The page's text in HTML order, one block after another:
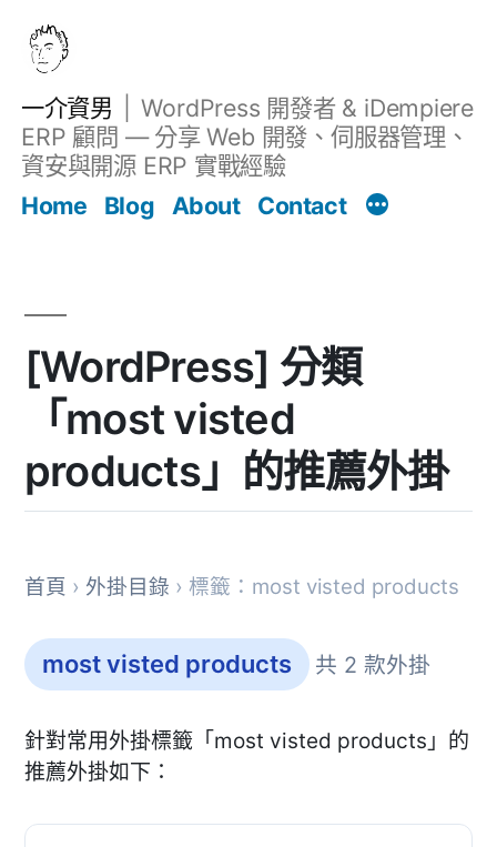
一介資男
WordPress 開發者 & iDempiere
ERP 顧問 — 分享 Web 開發、伺服器管理、
資安與開源 ERP 實戰經驗
Home
Blog About Contact
[WordPress] 分類
「most visted
products」的推薦外掛
首頁 › 外掛目錄 › 標籤：most visted products
most visted products 共 2 款外掛
針對常用外掛標籤「most visted products」的
推薦外掛如下：
文章